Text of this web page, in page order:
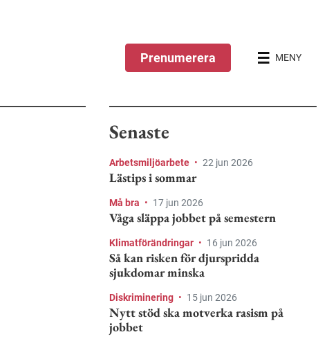
Prenumerera MENY
Senaste
Arbetsmiljöarbete • 22 jun 2026
Lästips i sommar
Må bra • 17 jun 2026
Våga släppa jobbet på semestern
Klimatförändringar • 16 jun 2026
Så kan risken för djurspridda
sjukdomar minska
Diskriminering • 15 jun 2026
Nytt stöd ska motverka rasism på
jobbet